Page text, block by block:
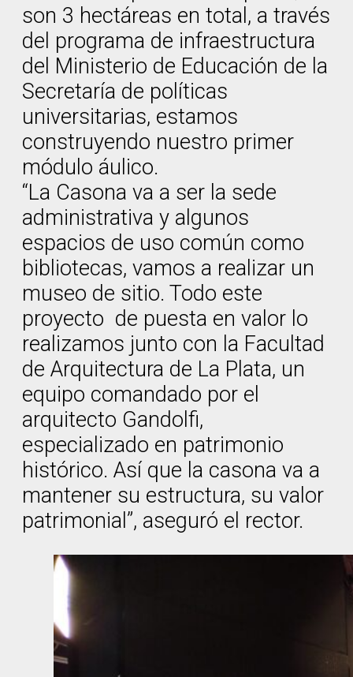
son 3 hectáreas en total, a través
del programa de infraestructura
del Ministerio de Educación de la
Secretaría de políticas
universitarias, estamos
construyendo nuestro primer
módulo áulico.
“La Casona va a ser la sede
administrativa y algunos
espacios de uso común como
bibliotecas, vamos a realizar un
museo de sitio. Todo este
proyecto de puesta en valor lo
realizamos junto con la Facultad
de Arquitectura de La Plata, un
equipo comandado por el
arquitecto Gandolfi,
especializado en patrimonio
histórico. Así que la casona va a
mantener su estructura, su valor
patrimonial”, aseguró el rector.